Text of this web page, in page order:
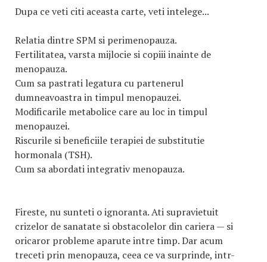
Dupa ce veti citi aceasta carte, veti intelege...
Relatia dintre SPM si perimenopauza.
Fertilitatea, varsta mijlocie si copiii inainte de
menopauza.
Cum sa pastrati legatura cu partenerul
dumneavoastra in timpul menopauzei.
Modificarile metabolice care au loc in timpul
menopauzei.
Riscurile si beneficiile terapiei de substitutie
hormonala (TSH).
Cum sa abordati integrativ menopauza.
Fireste, nu sunteti o ignoranta. Ati supravietuit
crizelor de sanatate si obstacolelor din cariera — si
oricaror probleme aparute intre timp. Dar acum
treceti prin menopauza, ceea ce va surprinde, intr-